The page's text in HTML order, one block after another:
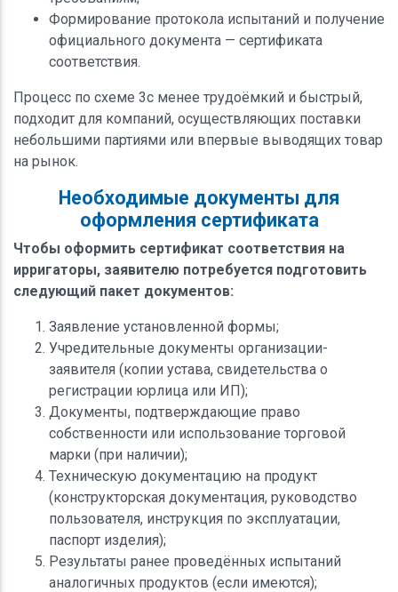
Формирование протокола испытаний и получение
официального документа — сертификата
соответствия.
Процесс по схеме 3с менее трудоёмкий и быстрый,
подходит для компаний, осуществляющих поставки
небольшими партиями или впервые выводящих товар
на рынок.
Необходимые документы для
оформления сертификата
Чтобы оформить сертификат соответствия на
ирригаторы, заявителю потребуется подготовить
следующий пакет документов:
Заявление установленной формы;
Учредительные документы организации-
заявителя (копии устава, свидетельства о
регистрации юрлица или ИП);
Документы, подтверждающие право
собственности или использование торговой
марки (при наличии);
Техническую документацию на продукт
(конструкторская документация, руководство
пользователя, инструкция по эксплуатации,
паспорт изделия);
Результаты ранее проведённых испытаний
аналогичных продуктов (если имеются);